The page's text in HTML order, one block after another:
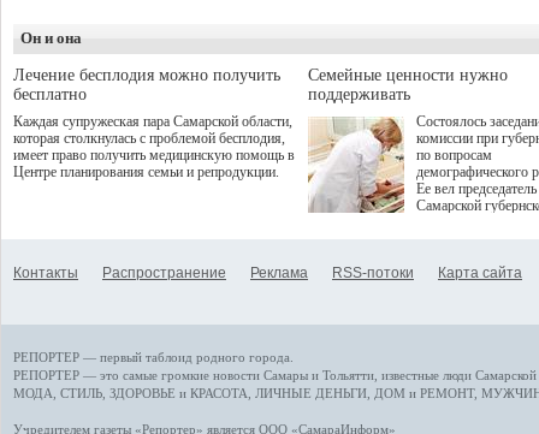
определенными
К ним можно
возникающие при
данными
более динамичного
проникновения
сегмент
отраслевое
рассказала Ольга
ходе сессии
качества жизни" в
ПМЭФ 2025. В
Он и она
Лечение бесплодия можно получить
бесплатно
Каждая супружеская пара Самарской области,
которая столкнулась с проблемой бесплодия,
имеет право получить медицинскую помощь в
Центре планирования семьи и репродукции.
Семейные ценности нужно
поддерживать
Состоялось
комиссии при
по вопросам
демографического
Ее вел председатель
Самарской
Контакты Распространение Реклама RSS-потоки Карта сайта
РЕПОРТЕР — первый таблоид родного города.
РЕПОРТЕР — это самые громкие новости Самары и Тольятти, известные люди
МОДА, СТИЛЬ ЗДОРОВЬЕ и КРАСОТА ЛИЧНЫЕ ДЕНЬГИ ДОМ и РЕМОНТ,
Учредителем газеты «Репортер» является ООО «СамараИнформ»